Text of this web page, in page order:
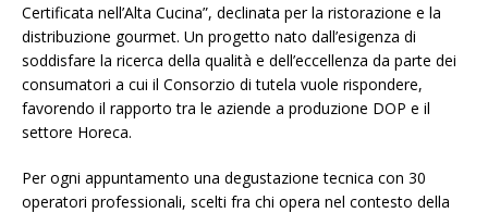
Certificata nell’Alta Cucina”, declinata per la ristorazione e la
distribuzione gourmet. Un progetto nato dall’esigenza di
soddisfare la ricerca della qualità e dell’eccellenza da parte dei
consumatori a cui il Consorzio di tutela vuole rispondere,
favorendo il rapporto tra le aziende a produzione DOP e il
settore Horeca.
Per ogni appuntamento una degustazione tecnica con 30
operatori professionali, scelti fra chi opera nel contesto della